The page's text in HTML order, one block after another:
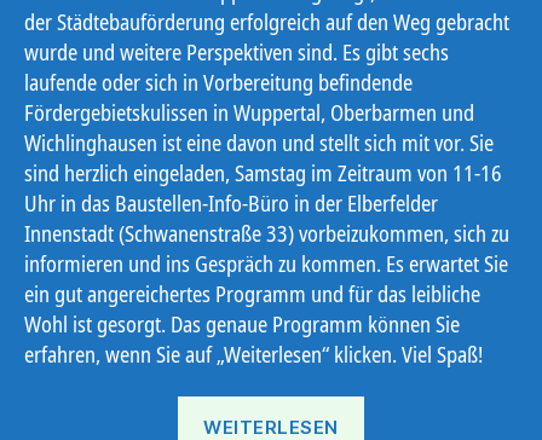
der Städtebauförderung erfolgreich auf den Weg gebracht
wurde und weitere Perspektiven sind. Es gibt sechs
laufende oder sich in Vorbereitung befindende
Fördergebietskulissen in Wuppertal, Oberbarmen und
Wichlinghausen ist eine davon und stellt sich mit vor. Sie
sind herzlich eingeladen, Samstag im Zeitraum von 11-16
Uhr in das Baustellen-Info-Büro in der Elberfelder
Innenstadt (Schwanenstraße 33) vorbeizukommen, sich zu
informieren und ins Gespräch zu kommen. Es erwartet Sie
ein gut angereichertes Programm und für das leibliche
Wohl ist gesorgt. Das genaue Programm können Sie
erfahren, wenn Sie auf „Weiterlesen“ klicken. Viel Spaß!
WEITERLESEN